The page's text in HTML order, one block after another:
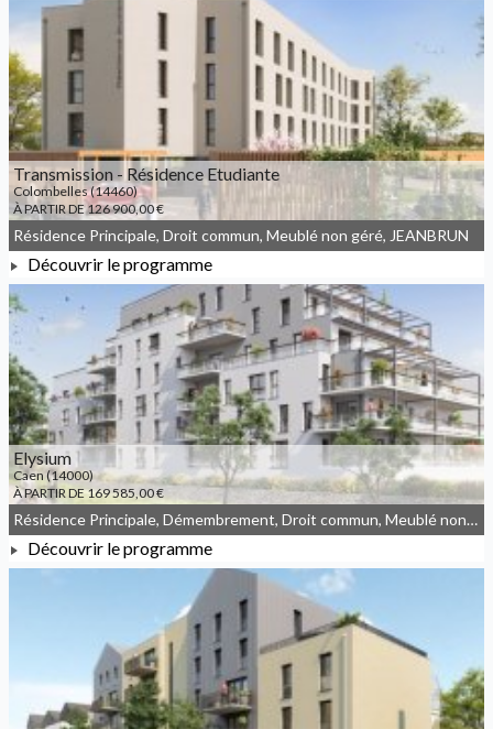
À PARTIR DE 155 750,00 €
Transmission - Résidence Etudiante
Colombelles (14460)
À PARTIR DE 126 900,00 €
À PARTIR DE 126 900,00 €
Résidence Principale, Droit commun, Meublé non géré, JEANBRUN
Découvrir le programme
Elysium
Caen (14000)
À PARTIR DE 169 585,00 €
À PARTIR DE 169 585,00 €
Résidence Principale, Démembrement, Droit commun, Meublé non géré, JEANBRUN
Découvrir le programme